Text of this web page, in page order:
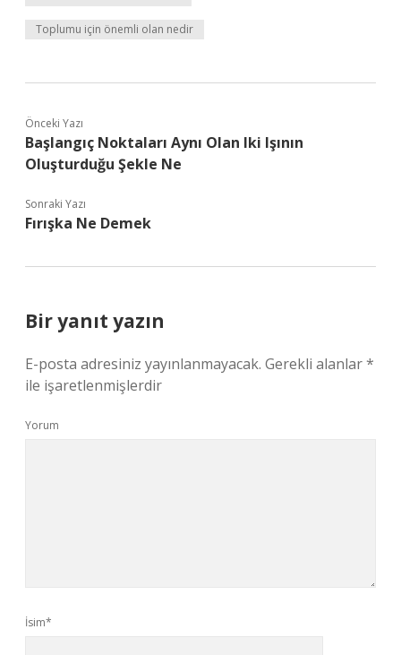
Toplumu için önemli olan nedir
Önceki Yazı
Başlangıç Noktaları Aynı Olan Iki Işının
Oluşturduğu Şekle Ne
Sonraki Yazı
Fırışka Ne Demek
Bir yanıt yazın
E-posta adresiniz yayınlanmayacak. Gerekli alanlar*
ile işaretlenmişlerdir
Yorum
İsim*